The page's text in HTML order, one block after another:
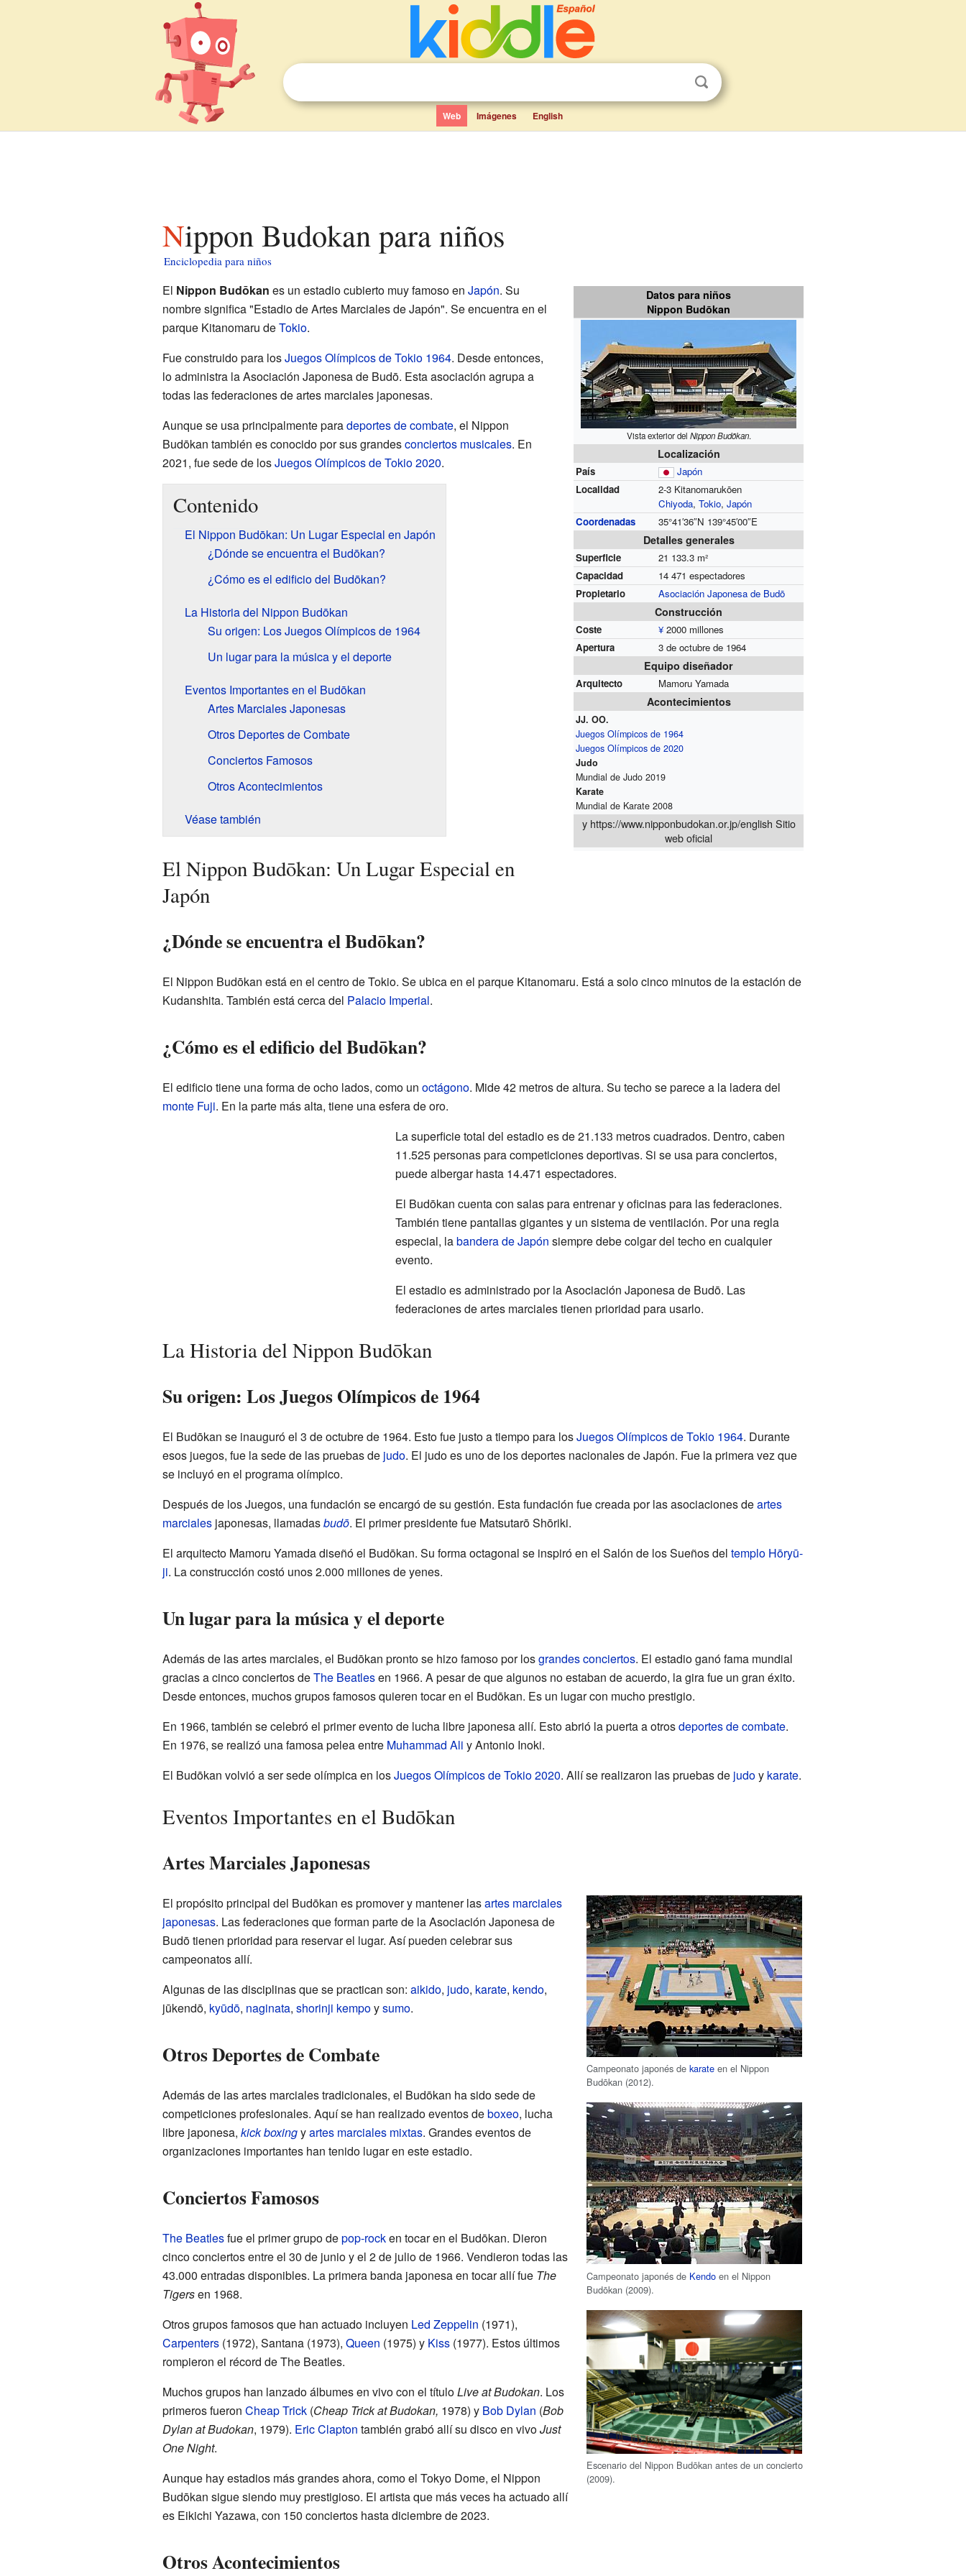
Web Imágenes English
Nippon Budokan para niños
Enciclopedia para niños
Datos para niños
Nippon Budōkan
Vista exterior del Nippon Budōkan.
Localización
País
Japón
Localidad
2-3 Kitanomarukōen
Chiyoda,Tokio,Japón
Coordenadas
35°41′36″N 139°45′00″E
Detalles generales
Superficie
21 133.3 m²
Capacidad
14 471 espectadores
Propietario
Asociación Japonesa de Budō
Construcción
Coste ¥ 2000 millones
Apertura
3 de octubre de 1964
Equipo diseñador
Arquitecto Mamoru Yamada
Acontecimientos
JJ. OO.
Juegos Olímpicos de 1964
Juegos Olímpicos de 2020
Judo
Mundial de Judo 2019
Karate
Mundial de Karate 2008
y https://www.nipponbudokan.or.jp/english Sitio
web oficial
El Nippon Budōkan es un estadio cubierto muy famoso en Japón. Su
nombre significa "Estadio de Artes Marciales de Japón". Se encuentra en el
parque Kitanomaru deTokio.
Fue construido para losJuegos Olímpicos de Tokio 1964. Desde entonces,
lo administra la Asociación Japonesa de Budō. Esta asociación agrupa a
todas las federaciones de artes marciales japonesas.
Aunque se usa principalmente paradeportes de combate, el Nippon
Budōkan también es conocido por sus grandesconciertos musicales. En
2021, fue sede de losJuegos Olímpicos de Tokio 2020.
Contenido
El Nippon Budōkan: Un Lugar Especial en Japón
¿Dónde se encuentra el Budōkan?
¿Cómo es el edificio del Budōkan?
La Historia del Nippon Budōkan
Su origen: Los Juegos Olímpicos de 1964
Un lugar para la música y el deporte
Eventos Importantes en el Budōkan
Artes Marciales Japonesas
Otros Deportes de Combate
Conciertos Famosos
Otros Acontecimientos
Véase también
El Nippon Budōkan: Un Lugar Especial en
Japón
¿Dónde se encuentra el Budōkan?
El Nippon Budōkan está en el centro de Tokio. Se ubica en el parque Kitanomaru. Está a solo cinco minutos de la estación de
Kudanshita. También está cerca del Palacio Imperial.
¿Cómo es el edificio del Budōkan?
El edificio tiene una forma de ocho lados, como un octágono. Mide 42 metros de altura. Su techo se parece a la ladera del
monte Fuji. En la parte más alta, tiene una esfera de oro.
La superficie total del estadio es de 21.133 metros cuadrados. Dentro, caben
11.525 personas para competiciones deportivas. Si se usa para conciertos,
puede albergar hasta 14.471 espectadores.
El Budōkan cuenta con salas para entrenar y oficinas para las federaciones.
También tiene pantallas gigantes y un sistema de ventilación. Por una regla
especial, labandera de Japón siempre debe colgar del techo en cualquier
evento.
El estadio es administrado por la Asociación Japonesa de Budō. Las
federaciones de artes marciales tienen prioridad para usarlo.
La Historia del Nippon Budōkan
Su origen: Los Juegos Olímpicos de 1964
El Budōkan se inauguró el 3 de octubre de 1964. Esto fue justo a tiempo para losJuegos Olímpicos de Tokio 1964. Durante
esos juegos, fue la sede de las pruebas de judo. El judo es uno de los deportes nacionales de Japón. Fue la primera vez que
se incluyó en el programa olímpico.
Después de los Juegos, una fundación se encargó de su gestión. Esta fundación fue creada por las asociaciones deartes
marcialesjaponesas, llamadasbudō. El primer presidente fue Matsutarō Shōriki.
El arquitecto Mamoru Yamada diseñó el Budōkan. Su forma octagonal se inspiró en el Salón de los Sueños del templo Hōryū-
ji. La construcción costó unos 2.000 millones de yenes.
Un lugar para la música y el deporte
Además de las artes marciales, el Budōkan pronto se hizo famoso por losgrandes conciertos. El estadio ganó fama mundial
gracias a cinco conciertos deThe Beatlesen 1966. A pesar de que algunos no estaban de acuerdo, la gira fue un gran éxito.
Desde entonces, muchos grupos famosos quieren tocar en el Budōkan. Es un lugar con mucho prestigio.
En 1966, también se celebró el primer evento de lucha libre japonesa allí. Esto abrió la puerta a otrosdeportes de combate.
En 1976, se realizó una famosa pelea entre Muhammad Ali y Antonio Inoki.
El Budōkan volvió a ser sede olímpica en losJuegos Olímpicos de Tokio 2020. Allí se realizaron las pruebas de judoy karate.
Eventos Importantes en el Budōkan
Artes Marciales Japonesas
Campeonato japonés dekarate en el Nippon
Budōkan (2012).
Campeonato japonés de Kendo en el Nippon
Budōkan (2009).
El propósito principal del Budōkan es promover y mantener lasartes marciales
japonesas. Las federaciones que forman parte de la Asociación Japonesa de
Budō tienen prioridad para reservar el lugar. Así pueden celebrar sus
campeonatos allí.
Algunas de las disciplinas que se practican son: aikido, judo, karate, kendo,
jūkendō, kyūdō, naginata, shorinji kempoysumo.
Otros Deportes de Combate
Además de las artes marciales tradicionales, el Budōkan ha sido sede de
competiciones profesionales. Aquí se han realizado eventos deboxeo, lucha
libre japonesa, kick boxingyartes marciales mixtas. Grandes eventos de
organizaciones importantes han tenido lugar en este estadio.
Conciertos Famosos
Escenario del Nippon Budōkan antes de un concierto
(2009).
The Beatlesfue el primer grupo depop-rocken tocar en el Budōkan. Dieron
cinco conciertos entre el 30 de junio y el 2 de julio de 1966. Vendieron todas las
43.000 entradas disponibles. La primera banda japonesa en tocar allí fue The
Tigersen 1968.
Otros grupos famosos que han actuado incluyen Led Zeppelin (1971),
Carpenters(1972), Santana (1973), Queen (1975) y Kiss(1977). Estos últimos
rompieron el récord de The Beatles.
Muchos grupos han lanzado álbumes en vivo con el títuloLive at Budokan. Los
primeros fueron Cheap Trick(Cheap Trick at Budokan, 1978) y Bob Dylan (Bob
Dylan at Budokan, 1979). Eric Clapton también grabó allí su disco en vivoJust
One Night.
Aunque hay estadios más grandes ahora, como el Tokyo Dome, el Nippon
Budōkan sigue siendo muy prestigioso. El artista que más veces ha actuado allí
es Eikichi Yazawa, con 150 conciertos hasta diciembre de 2023.
Otros Acontecimientos